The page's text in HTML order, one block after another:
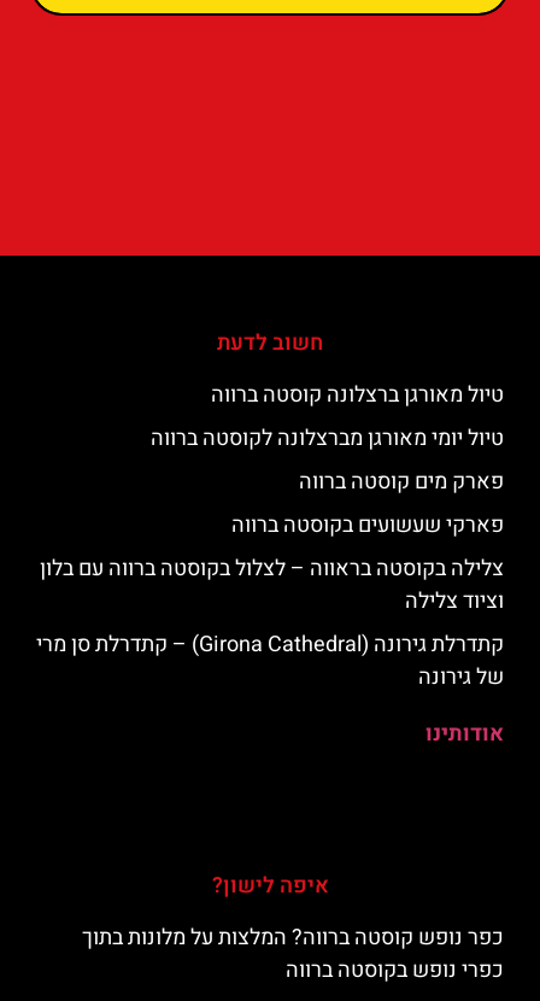
חשוב לדעת
טיול מאורגן ברצלונה קוסטה ברווה
טיול יומי מאורגן מברצלונה לקוסטה ברווה
פארק מים קוסטה ברווה
פארקי שעשועים בקוסטה ברווה
צלילה בקוסטה בראווה – לצלול בקוסטה ברווה עם בלון
וציוד צלילה
קתדרלת גירונה (Girona Cathedral) – קתדרלת סן מרי
של גירונה
אודותינו
איפה לישון?
כפר נופש קוסטה ברווה? המלצות על מלונות בתוך
כפרי נופש בקוסטה ברווה